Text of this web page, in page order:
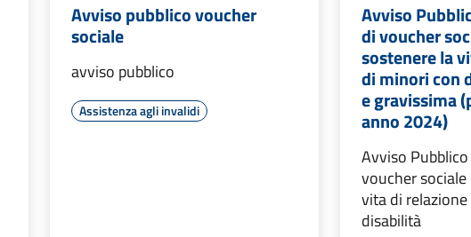
Avviso pubblico voucher
sociale
avviso pubblico
Assistenza agli invalidi
Avviso
di voucher
sostenere la
di minori con
e gravissima
anno 2024)
Avviso
voucher
vita di
disabilità